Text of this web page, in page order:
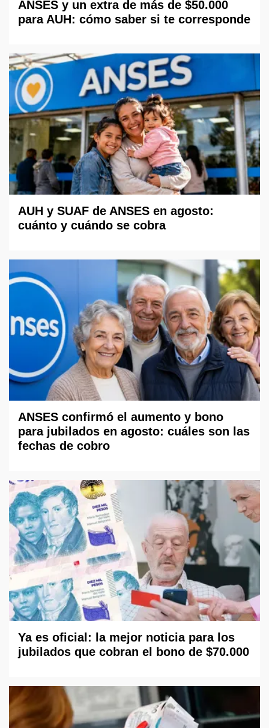
ANSES y un extra de más de $50.000
para AUH: cómo saber si te corresponde
AUH y SUAF de ANSES en agosto:
cuánto y cuándo se cobra
ANSES confirmó el aumento y bono
para jubilados en agosto: cuáles son las
fechas de cobro
Ya es oficial: la mejor noticia para los
jubilados que cobran el bono de $70.000